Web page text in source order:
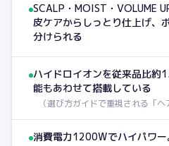
SCALP・MOIST・VOLUME
皮ケアからしっとり仕上げ、
分けられる
ハイドロイオンを従来品比約
能もあわせて搭載している
（選び方ガイドで重視される「ヘ
消費電力1200Wでハイパワー